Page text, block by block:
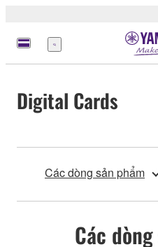
Menu
Digital Cards
Các dòng sản phẩm
Các